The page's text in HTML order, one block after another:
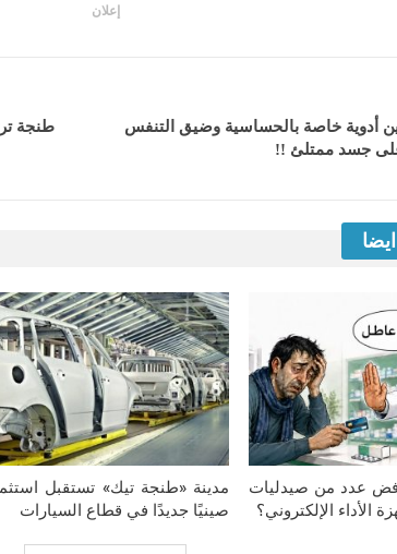
إعلان
أدوية خاصة بالحساسية وضيق التنفس
جسد ممتلئ !!
طنجة
عدد من صيدليات
الأداء الإلكتروني؟
مدينة «طنجة تيك» تستقبل
صينيًا جديدًا في قطاع السيارات